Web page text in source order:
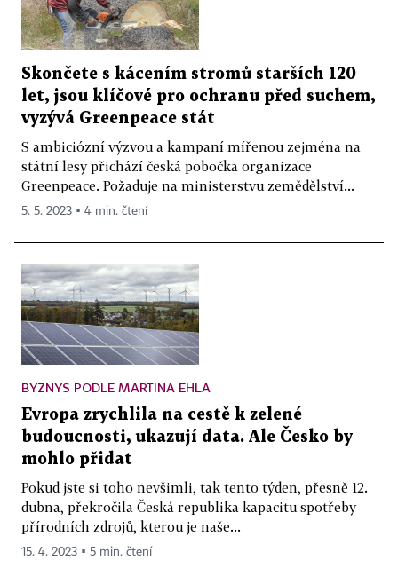
Skončete s kácením stromů starších 120
let, jsou klíčové pro ochranu před suchem,
vyzývá Greenpeace stát
S ambiciózní výzvou a kampaní mířenou zejména na
státní lesy přichází česká pobočka organizace
Greenpeace. Požaduje na ministerstvu zemědělství...
5. 5. 2023 ▪ 4 min. čtení
BYZNYS PODLE MARTINA EHLA
Evropa zrychlila na cestě k zelené
budoucnosti, ukazují data. Ale Česko by
mohlo přidat
Pokud jste si toho nevšimli, tak tento týden, přesně 12.
dubna, překročila Česká republika kapacitu spotřeby
přírodních zdrojů, kterou je naše...
15. 4. 2023 ▪ 5 min. čtení